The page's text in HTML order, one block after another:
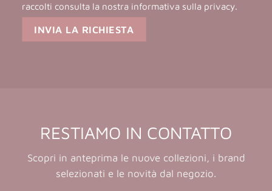
raccolti consulta la nostra informativa sulla privacy.
RESTIAMO IN CONTATTO
Scopri in anteprima le nuove collezioni, i brand
selezionati e le novità dal negozio.